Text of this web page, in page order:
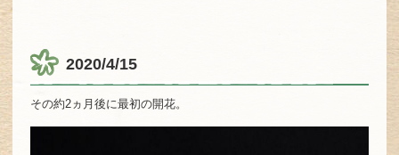
2020/4/15
その約2ヵ月後に最初の開花。